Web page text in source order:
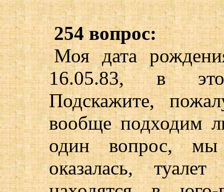
254 вопрос:
Моя дата
16.05.83, в
Подскажите,
вообще подходим
один вопрос, мы
оказалась,